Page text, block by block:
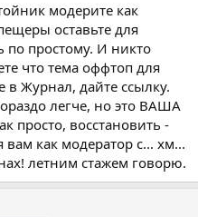
модерите как
оставьте для
простому. И никто
что тема оффтоп для
в Журнал, дайте ссылку.
легче, но это ВАША
просто, восстановить -
вам как модератор с... хм...
летним стажем говорю.